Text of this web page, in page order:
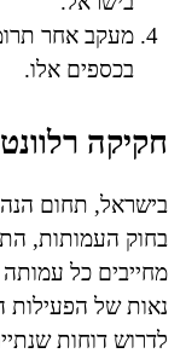
מעקב אחר
בכספים אלו.
חקיקה
בישראל, תחום
מחייבים כל עמותה
נאות של הפעילות
לדרוש דוחות